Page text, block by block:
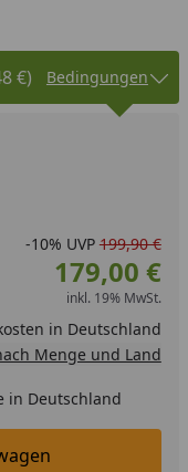
€) Bedingungen
eingeben
um eins erhöhen
-10% UVP 199,90 €
179,00 €
inkl. 19% MwSt.
in Deutschland
Menge und Land
in Deutschland
legen